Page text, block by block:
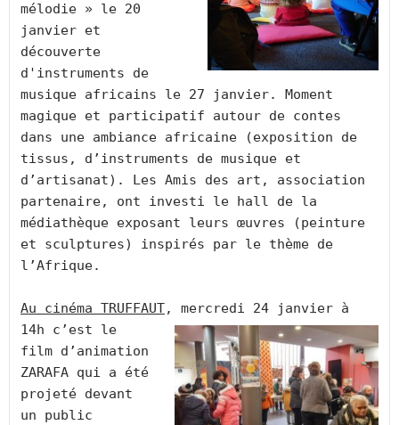
mélodie » le 20
janvier et
découverte
d'instruments de
musique africains le 27 janvier. Moment
magique et participatif autour de contes
dans une ambiance africaine (exposition de
tissus, d’instruments de musique et
d’artisanat). Les Amis des art, association
partenaire, ont investi le hall de la
médiathèque exposant leurs œuvres (peinture
et sculptures) inspirés par le thème de
l’Afrique.
Au cinéma TRUFFAUT, mercredi 24 janvier à
14h c’est le
film d’animation
ZARAFA qui a été
projeté devant
un public